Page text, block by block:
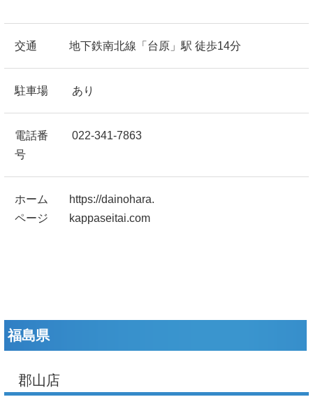
交通 地下鉄南北線「台原」駅 徒歩14分
駐車場 あり
電話番
号
022-341-7863
ホーム
ページ
https://dainohara.
kappaseitai.com
福島県
郡山店